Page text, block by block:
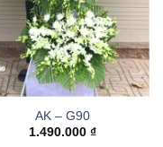
AK – G90
1.490.000 ₫